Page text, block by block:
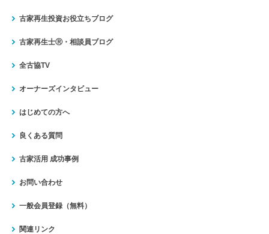
古家再生投資お役立ちブログ
古家再生士Ⓡ・相談員ブログ
全古協TV
オーナーズインタビュー
はじめての方へ
良くある質問
古家活用 成功事例
お問い合わせ
一般会員登録（無料）
関連リンク